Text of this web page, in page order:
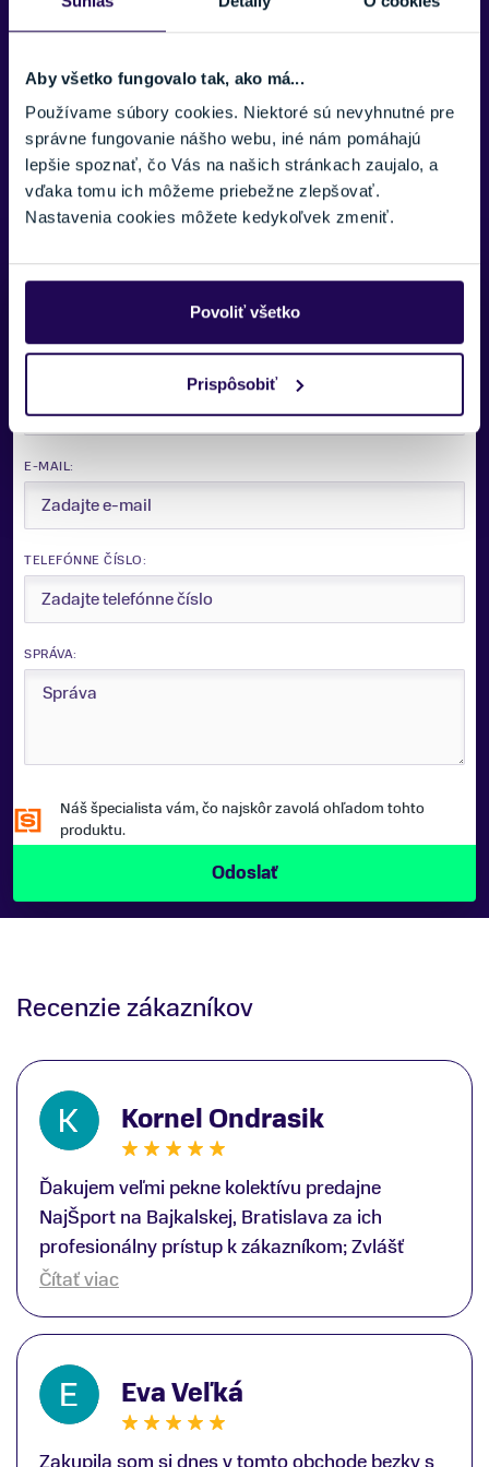
Aby všetko fungovalo tak, ako má...
Používame súbory cookies. Niektoré sú nevyhnutné pre
správne fungovanie nášho webu, iné nám pomáhajú
lepšie spoznať, čo Vás na našich stránkach zaujalo, a
vďaka tomu ich môžeme priebežne zlepšovať.
Nastavenia cookies môžete kedykoľvek zmeniť.
Povoliť všetko
Prispôsobiť
ÚROVEŇ LYŽIARA
VÝSTUŽ LYŽE
Drevené, Titán
TYP OBLÚKU/RÁDIU
Dlhý
JADRO LYŽE
ŠÍRKA LYŽÍ POD VIAZANÍM
FARBA
PROFIL LYŽE
Camber
ZNAČKA
Völkl
Zobraziť menej
Zobraziť viac
pre vás.
E-MAIL:
TELEFÓNNE ČÍSLO:
SPRÁVA:
Náš špecialista vám, čo najskôr zavolá ohľadom tohto
produktu.
Recenzie zákazníkov
Kornel Ondrasik
Ďakujem veľmi pekne kolektívu predajne
NajŠport na Bajkalskej, Bratislava za ich
profesionálny prístup k zákazníkom; Zvlášť
ďakujem špecialistovi Martinovi Gunišovi za
lyžiarskej obuvi, ako aj prilby.. všetko značka
Atomic; Pán Martin Guniš mi svojou
odbornosťou otvoril nové obzory a dozvedel
som sa, vďaka jeho profesionálnemu prístupu k
zákazníkovi, up-to-date informácie o nových
Čítať viac
Eva Veľká
Zakupila som si dnes v tomto obchode bezky s